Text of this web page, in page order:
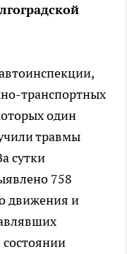
транспортных
один
травмы
сутки
758
движения и